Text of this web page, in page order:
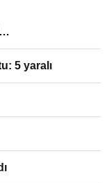
5 yaralı